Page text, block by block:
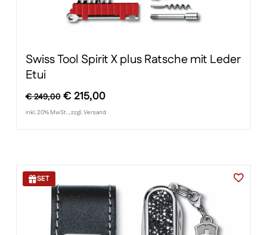
Swiss Tool Spirit X plus Ratsche mit Leder
Etui
€249,00 Ursprünglicher
Preis
€215,00Aktueller
Preis
inkl. 20% MwSt. , zzgl. Versand
SET